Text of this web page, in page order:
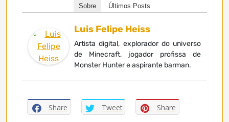
Sobre Últimos Posts
Luis Felipe Heiss
Artista digital, explorador do universo
de Minecraft, jogador profissa de
Monster Hunter e aspirante barman.
Share Tweet Share